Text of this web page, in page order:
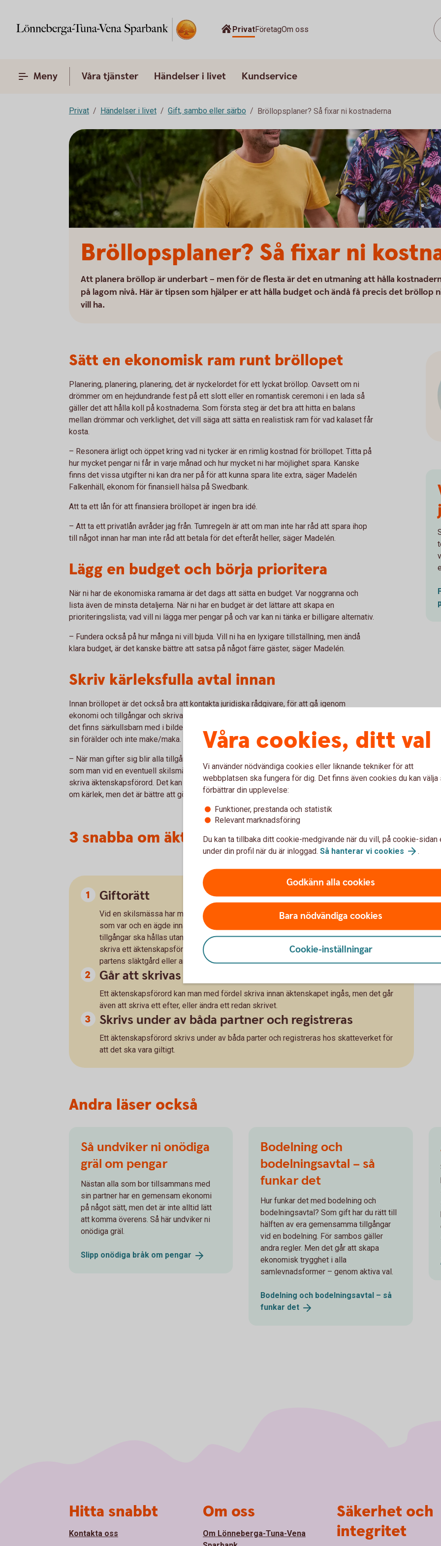
PrivatFöretagOm oss
Meny Våra tjänster Händelser i livet Kundservice
Privat Händelser i livet Gift, sambo eller särbo Bröllopsplaner? Så fixar ni kostnaderna
Bröllopsplaner? Så fixar ni
Att planera bröllop är underbart – men för de flesta är det en utmaning att hålla
på lagom nivå. Här är tipsen som hjälper er att hålla budget och ändå få precis det bröllop
vill ha.
Sätt en ekonomisk ram runt bröllopet
Planering, planering, planering, det är nyckelordet för ett lyckat bröllop. Oavsett om ni
drömmer om en hejdundrande fest på ett slott eller en romantisk ceremoni i en lada så
gäller det att hålla koll på kostnaderna. Som första steg är det bra att hitta en balans
mellan drömmar och verklighet, det vill säga att sätta en realistisk ram för vad kalaset får
kosta.
– Resonera ärligt och öppet kring vad ni tycker är en rimlig kostnad för bröllopet. Titta på
hur mycket pengar ni får in varje månad och hur mycket ni har möjlighet spara. Kanske
finns det vissa utgifter ni kan dra ner på för att kunna spara lite extra, säger Madelén
Falkenhäll, ekonom för finansiell hälsa på Swedbank.
Att ta ett lån för att finansiera bröllopet är ingen bra idé.
– Att ta ett privatlån avråder jag från. Tumregeln är att om man inte har råd att spara ihop
till något innan har man inte råd att betala för det efteråt heller, säger Madelén.
Lägg en budget och börja prioritera
När ni har de ekonomiska ramarna är det dags att sätta en budget. Var noggranna och
lista även de minsta detaljerna. När ni har en budget är det lättare att skapa en
prioriteringslista; vad vill ni lägga mer pengar på och var kan ni tänka er billigare alternativ.
– Fundera också på hur många ni vill bjuda. Vill ni ha en lyxigare tillställning, men ändå
klara budget, är det kanske bättre att satsa på något färre gäster, säger Madelén.
Skriv kärleksfulla avtal innan
Innan bröllopet är det också bra att kontakta juridiska rådgivare, för att gå igenom
ekonomi och tillgångar och skriva eventuella avtal som behövs. Särskilt viktigt är det om
det finns särkullsbarn med i bilden eftersom det, om inget annat skrivs, är de som ärver
sin förälder och inte make/maka.
– När man gifter sig blir alla tillgångar gemensamma och kanske finns det vissa delar
som man vid en eventuell skilsmässa vill behålla inom släkten. Då kan det vara klokt att
skriva äktenskapsförord. Det kan kännas tråkigt att göra det här i en tid när allt handlar
om kärlek, men det är bättre att göra det nu så är det gjort, säger Madelén.
3 snabba om äktenskapsförord
Giftorätt
Vid en skilsmässa har makarna rätt till hälften av alla gemensamma tillgångar, även det
som var och en ägde innan giftermålet. Det kallas giftorätt. Om man vill att vissa
tillgångar ska hållas utanför en bodelning, som görs vid skilsmässa, är det därför bra att
skriva ett äktenskapsförord. I ett sådant kan man avtala om att till exempel den ena
partens släktgård eller andra enskilda tillgångar ska hållas utanför en bodelning.
Går att skrivas innan eller efter bröllopet
Ett äktenskapsförord kan man med fördel skriva innan äktenskapet ingås, men det går
även att skriva ett efter, eller ändra ett redan skrivet.
Skrivs under av båda partner och registreras
Ett äktenskapsförord skrivs under av båda parter och registreras hos skatteverket för
att det ska vara giltigt.
Andra läser också
Så undviker ni onödiga
gräl om pengar
Nästan alla som bor tillsammans med
sin partner har en gemensam ekonomi
på något sätt, men det är inte alltid lätt
att komma överens. Så här undviker ni
onödiga gräl.
Slipp onödiga bråk om pengar
Bodelning och
bodelningsavtal – så
funkar det
Hur funkar det med bodelning och
bodelningsavtal? Som gift har du rätt till
hälften av era gemensamma tillgångar
vid en bodelning. För sambos gäller
andra regler. Men det går att skapa
ekonomisk trygghet i alla
samlevnadsformer – genom aktiva val.
Bodelning och bodelningsavtal – så
funkar det
Våra cookies, ditt val
Vi använder nödvändiga cookies eller liknande tekniker för att
webbplatsen ska fungera för dig. Det finns även cookies du kan välja
förbättrar din upplevelse:
Funktioner, prestanda och statistik
Relevant marknadsföring
Du kan ta tillbaka ditt cookie-medgivande när du vill, på cookie-sidan
under din profil när du är inloggad. Så hanterar vi cookies .
Godkänn alla cookies
Bara nödvändiga cookies
Cookie-inställningar
Hitta snabbt
Kontakta oss
Om oss
Om Lönneberga-Tuna-Vena
Säkerhet och
integritet